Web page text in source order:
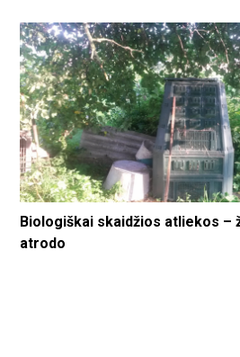
Biologiškai skaidžios atliekos –
atrodo